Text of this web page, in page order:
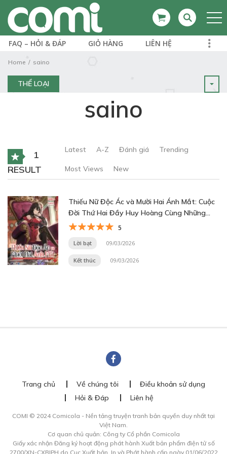
FAQ – HỎI & ĐÁP GIỎ HÀNG LIÊN HỆ
Home saino
THỂ LOẠI
saino
1
RESULT
Latest A-Z Đánh giá Trending
Most Views New
Thiếu Nữ Độc Ác và Mười Hai Ánh Mắt: Cuộc
Đời Thứ Hai Đầy Huy Hoàng Cùng Những
Tùy Tùng Vô Song~
5
Lời bạt 09/03/2026
Kết thúc 09/03/2026
Trang chủ Về chúng tôi
Điều khoản sử dụng
Hỏi & Đáp
Liên hệ
COMI © 2024 Comicola - Nền tảng truyện tranh bản quyền duy nhất tại
Việt Nam.
Cơ quan chủ quản: Công ty Cổ phần Comicola
Giấy xác nhận Đăng ký hoạt động phát hành Xuất bản phẩm điện tử số
2700/XN-CXBIPH do Cục Xuất bản, In và Phát hành cấp ngày 01/06/2022